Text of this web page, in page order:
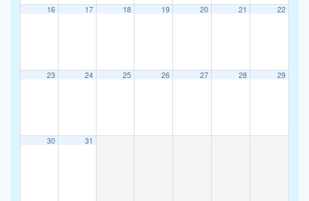
16 17 18 19 20 21 22
23 24 25 26 27 28 29
30 31